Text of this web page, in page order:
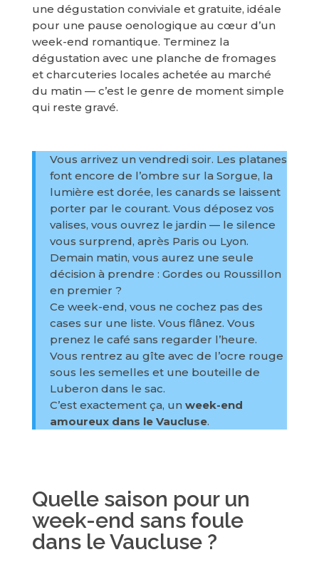
une dégustation conviviale et gratuite, idéale
pour une pause oenologique au cœur d’un
week-end romantique. Terminez la
dégustation avec une planche de fromages
et charcuteries locales achetée au marché
du matin — c’est le genre de moment simple
qui reste gravé.
Vous arrivez un vendredi soir. Les platanes
font encore de l’ombre sur la Sorgue, la
lumière est dorée, les canards se laissent
porter par le courant. Vous déposez vos
valises, vous ouvrez le jardin — le silence
vous surprend, après Paris ou Lyon.
Demain matin, vous aurez une seule
décision à prendre : Gordes ou Roussillon
en premier ?
Ce week-end, vous ne cochez pas des
cases sur une liste. Vous flânez. Vous
prenez le café sans regarder l’heure.
Vous rentrez au gîte avec de l’ocre rouge
sous les semelles et une bouteille de
Luberon dans le sac.
C’est exactement ça, un week-end
amoureux dans le Vaucluse.
Quelle saison pour un
week-end sans foule
dans le Vaucluse ?